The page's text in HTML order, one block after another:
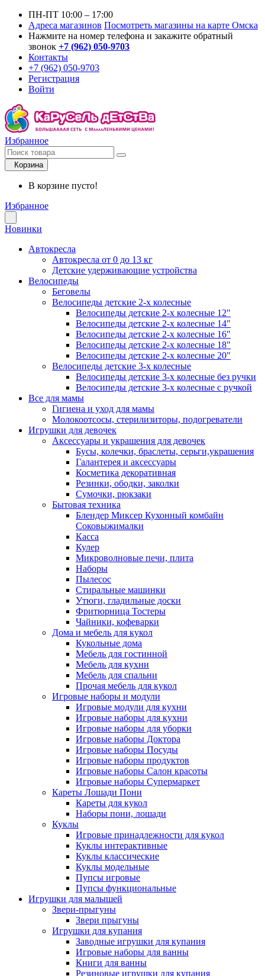
ПН-ПТ 10:00 – 17:00
Адреса магазинов Посмотреть магазины на карте Омска
Нажмите на номер телефона и закажите обратный
звонок +7 (962) 050-9703
Контакты
+7 (962) 050-9703
Регистрация
Войти
Избранное
Корзина
В корзине пусто!
Избранное
Новинки
Автокресла
Автокресла от 0 до 13 кг
Детские удерживающие устройства
Велосипеды
Беговелы
Велосипеды детские 2-х колесные
Велосипеды детские 2-х колесные 12"
Велосипеды детские 2-х колесные 14"
Велосипеды детские 2-х колесные 16"
Велосипеды детские 2-х колесные 18"
Велосипеды детские 2-х колесные 20"
Велосипеды детские 3-х колесные
Велосипеды детские 3-х колесные без ручки
Велосипеды детские 3-х колесные с ручкой
Все для мамы
Гигиена и уход для мамы
Молокоотсосы, стерилизиторы, подогреватели
Игрушки для девочек
Аксессуары и украшения для девочек
Бусы, колечки, браслеты, серьги,украшения
Галантерея и аксессуары
Косметика декоративная
Резинки, ободки, заколки
Сумочки, рюкзаки
Бытовая техника
Блендер Миксер Кухонный комбайн
Соковыжималки
Касса
Кулер
Микроволновые печи, плита
Наборы
Пылесос
Стиральные машинки
Утюги, гладильные доски
Фритюрница Тостеры
Чайники, кофеварки
Дома и мебель для кукол
Кукольные дома
Мебель для гостинной
Мебель для кухни
Мебель для спальни
Прочая мебель для кукол
Игровые наборы и модули
Игровые модули для кухни
Игровые наборы для кухни
Игровые наборы для уборки
Игровые наборы Доктора
Игровые наборы Посуды
Игровые наборы продуктов
Игровые наборы Салон красоты
Игровые наборы Супермаркет
Кареты Лошади Пони
Кареты для кукол
Наборы пони, лошади
Куклы
Игровые принадлежности для кукол
Куклы интерактивные
Куклы классические
Куклы модельные
Пупсы игровые
Пупсы функциональные
Игрушки для малышей
Звери-прыгуны
Звери прыгуны
Игрушки для купания
Заводные игрушки для купания
Игровые наборы для ванны
Книги для ванны
Резиновые игрушки для купания